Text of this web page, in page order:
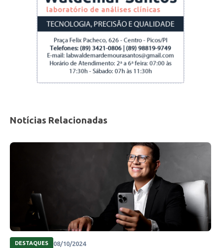
Notícias Relacionadas
DESTAQUES 08/10/2024